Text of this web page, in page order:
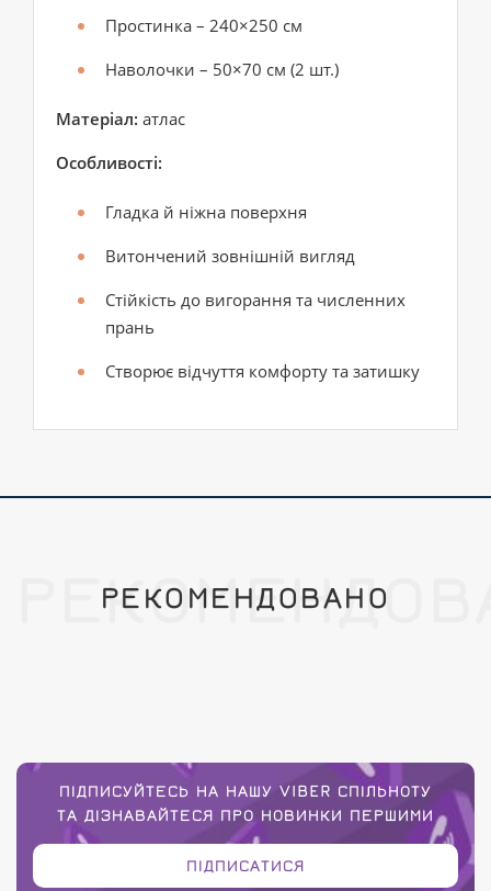
Простинка – 240×250 см
Наволочки – 50×70 см (2 шт.)
Матеріал: атлас
Особливості:
Гладка й ніжна поверхня
Витончений зовнішній вигляд
Стійкість до вигорання та численних
прань
Створює відчуття комфорту та затишку
РЕКОМЕНДОВАНО
ПІДПИСУЙТЕСЬ НА НАШУ VIBER СПІЛЬНОТУ
ТА ДІЗНАВАЙТЕСЯ ПРО НОВИНКИ ПЕРШИМИ
ПІДПИСАТИСЯ